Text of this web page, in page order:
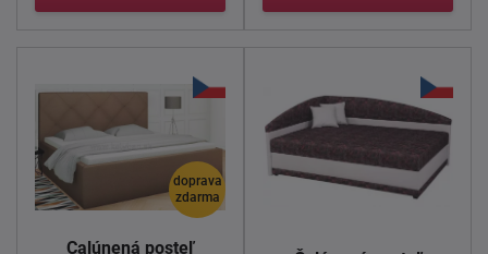
doprava
zdarma
Čalúnená posteľ